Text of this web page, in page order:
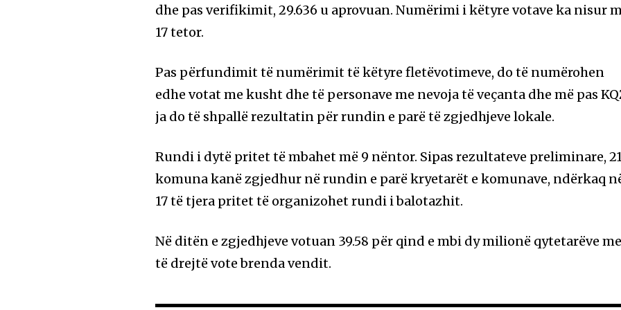
dhe pas verifikimit, 29.636 u aprovuan. Numërimi i këtyre votave ka nisur
17 tetor.
Pas përfundimit të numërimit të këtyre fletëvotimeve, do të numërohen
edhe votat me kusht dhe të personave me nevoja të veçanta dhe më pas
ja do të shpallë rezultatin për rundin e parë të zgjedhjeve lokale.
Rundi i dytë pritet të mbahet më 9 nëntor. Sipas rezultateve preliminare,
komuna kanë zgjedhur në rundin e parë kryetarët e komunave, ndërkaq
17 të tjera pritet të organizohet rundi i balotazhit.
Në ditën e zgjedhjeve votuan 39.58 për qind e mbi dy milionë qytetarëve me
të drejtë vote brenda vendit.